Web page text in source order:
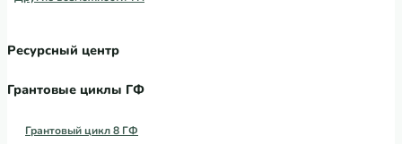
Ресурсный центр
Грантовые циклы ГФ
Грантовый цикл 8 ГФ